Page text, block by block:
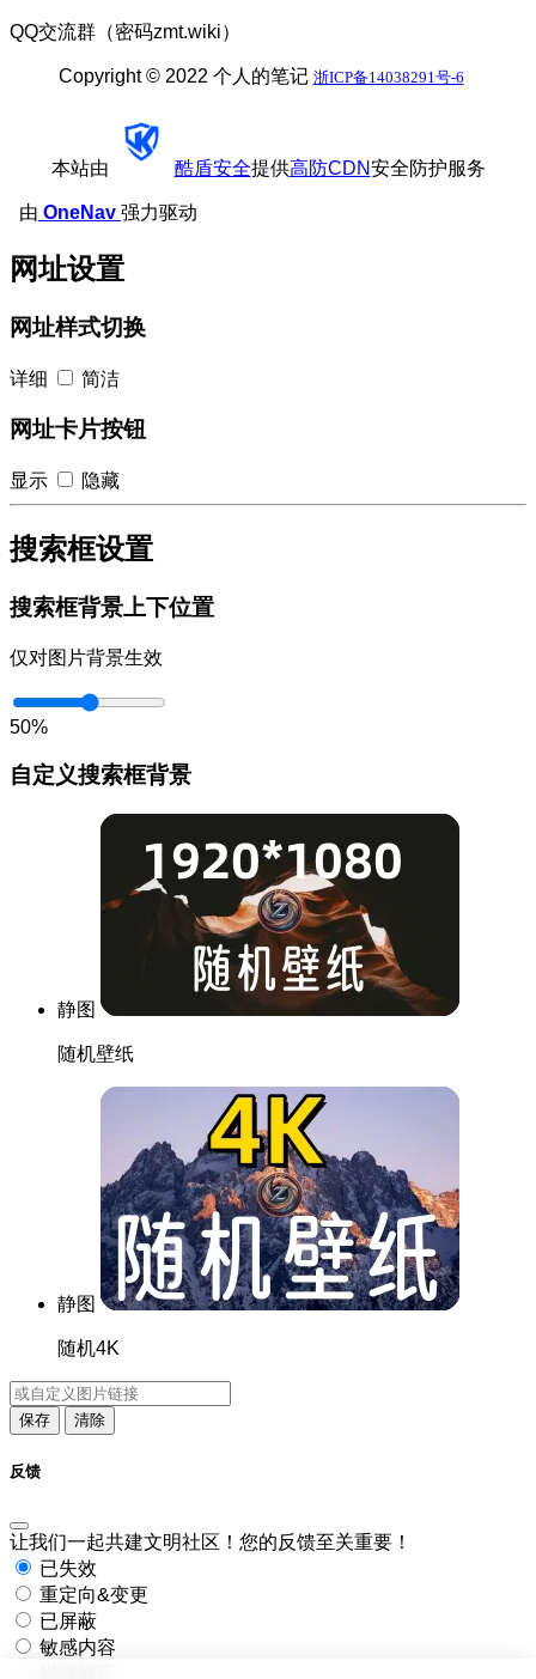
QQ交流群（密码zmt.wiki）
Copyright © 2022 个人的笔记 浙ICP备14038291号-6
本站由 酷盾安全提供高防CDN安全防护服务
由 OneNav 强力驱动
网址设置
网址样式切换
详细 简洁
网址卡片按钮
显示 隐藏
搜索框设置
搜索框背景上下位置
仅对图片背景生效
50%
自定义搜索框背景
静图
随机壁纸
静图
随机4K
保存 清除
反馈
让我们一起共建文明社区！您的反馈至关重要！
已失效
重定向&变更
已屏蔽
敏感内容